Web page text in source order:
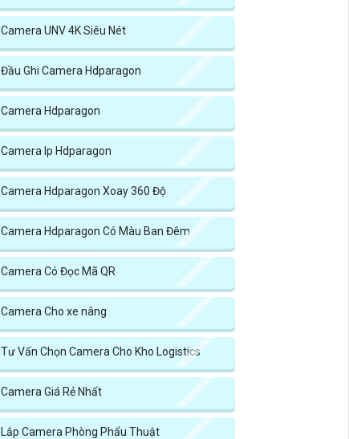
Camera UNV 4K Siêu Nét
Đầu Ghi Camera Hdparagon
Camera Hdparagon
Camera Ip Hdparagon
Camera Hdparagon Xoay 360 Độ
Camera Hdparagon Có Màu Ban Đêm
Camera Có Đọc Mã QR
Camera Cho xe nâng
Tư Vấn Chọn Camera Cho Kho Logistics
Camera Giá Rẻ Nhất
Lắp Camera Phòng Phẩu Thuật